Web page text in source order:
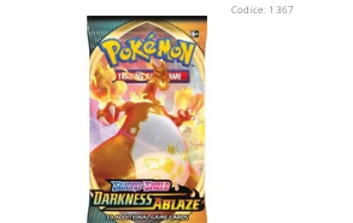
Codice: 1367